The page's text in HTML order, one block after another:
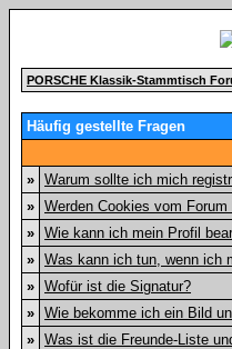
PORSCHE Klassik-Stammtisch
Häufig gestellte Fragen
» Warum sollte ich mich
» Werden Cookies vom Forum
» Wie kann ich mein Profil
» Was kann ich tun, wenn ich
» Wofür ist die Signatur?
» Wie bekomme ich ein Bild
» Was ist die Freunde-Liste